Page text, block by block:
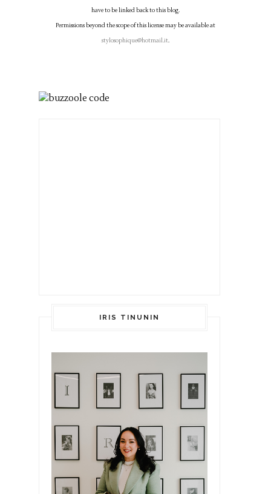
have to be linked back to this blog.
Permissions beyond the scope of this license may be available at
stylosophique@hotmail.it.
IRIS TINUNIN